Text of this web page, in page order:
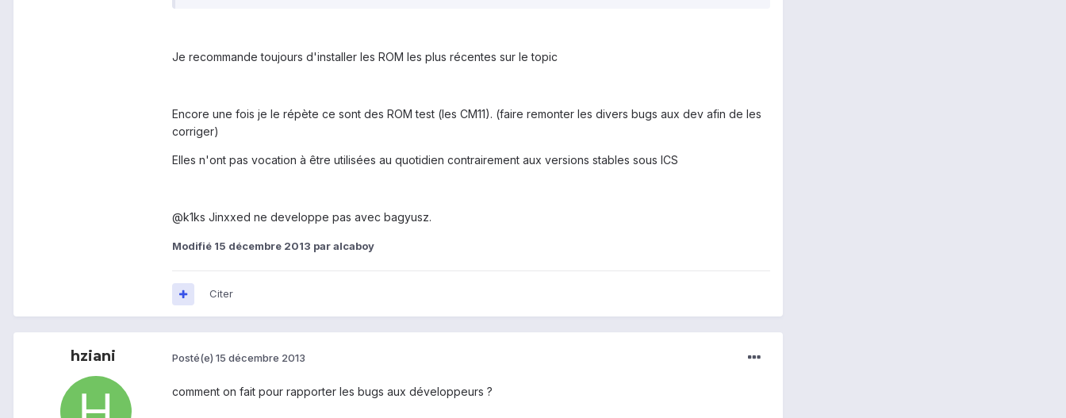
Je recommande toujours d'installer les ROM les plus récentes sur le topic
Encore une fois je le répète ce sont des ROM test (les CM11). (faire remonter les divers bugs aux dev afin de les
corriger)
Elles n'ont pas vocation à être utilisées au quotidien contrairement aux versions stables sous ICS
@k1ks Jinxxed ne developpe pas avec bagyusz.
Modifié 15 décembre 2013 par alcaboy
Citer
hziani Posté(e) 15 décembre 2013
comment on fait pour rapporter les bugs aux développeurs ?